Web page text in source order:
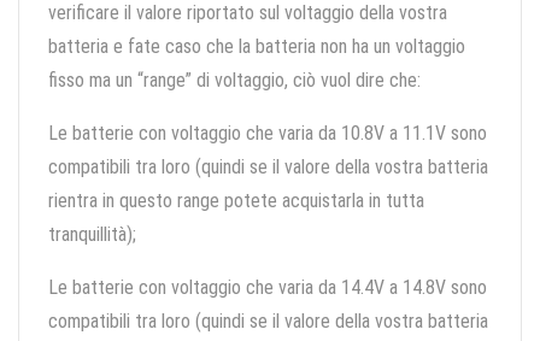
verificare il valore riportato sul voltaggio della vostra
batteria e fate caso che la batteria non ha un voltaggio
fisso ma un “range” di voltaggio, ciò vuol dire che:
Le batterie con voltaggio che varia da 10.8V a 11.1V sono
compatibili tra loro (quindi se il valore della vostra batteria
rientra in questo range potete acquistarla in tutta
tranquillità);
Le batterie con voltaggio che varia da 14.4V a 14.8V sono
compatibili tra loro (quindi se il valore della vostra batteria